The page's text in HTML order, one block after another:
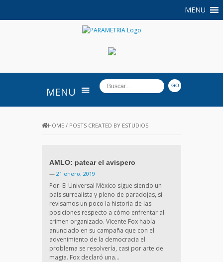
MENU
PARAMETRIA
MENU
HOME / POSTS CREATED BY ESTUDIOS
AMLO: patear el avispero
— 21 enero, 2019
Por: El Universal México sigue siendo un
país surrealista y pleno de paradojas, si
revisamos un poco la historia de las
posiciones respecto a cómo enfrentar al
crimen organizado. Vicente Fox había
anunciado en su campaña que con el
advenimiento de la democracia el
problema se resolvería, casi por arte de
magia. Fox declaró una…